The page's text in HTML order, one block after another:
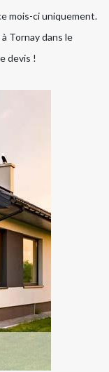
mois-ci uniquement.
Tornay dans le
devis !